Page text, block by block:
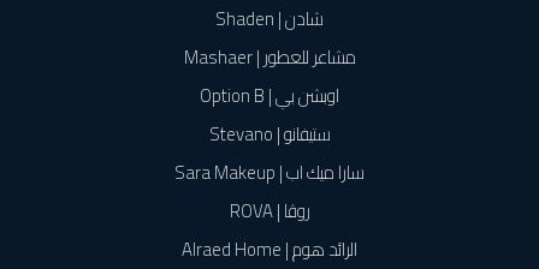
شادن | Shaden
مشاعر للعطور | Mashaer
اوبشن بي | Option B
ستيفانو | Stevano
سارا ميك اب | Sara Makeup
روڤا | ROVA
الرائد هوم | Alraed Home